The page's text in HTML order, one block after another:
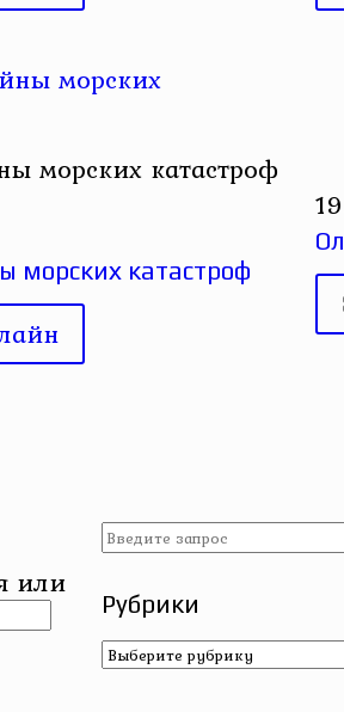
морских катастроф
морских катастроф
или
Рубрики
Рубрики